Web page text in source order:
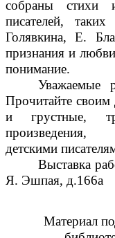
собраны стихи
писателей,
Голявкина, Е.
признания и
понимание.
Уважаемые
Прочитайте своим
и грустные,
произведения,
детскими
Выставка
Я. Эшпая, д.166а
Материал